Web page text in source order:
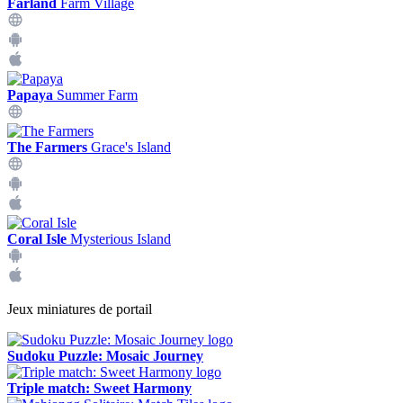
Farland Farm Village
Papaya Summer Farm
The Farmers Grace's Island
Coral Isle Mysterious Island
Jeux miniatures de portail
Sudoku Puzzle: Mosaic Journey
Triple match: Sweet Harmony